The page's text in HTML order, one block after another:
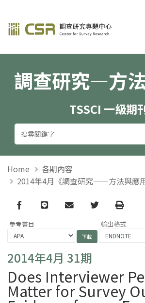
調查研究—方法與應
調查研究—方
TSSCI 一級期
Home
各期內容
2014年4月《調查研究——方法與應
Facebook
line email TwitterPrint
參考書目 輸出格式
2014年4月 31期
Does Interviewer
Matter for Survey